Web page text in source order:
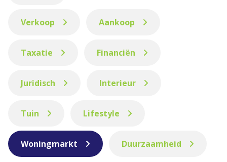
Verkoop Aankoop
Taxatie Financiën
Juridisch Interieur
Tuin Lifestyle
Woningmarkt Duurzaamheid